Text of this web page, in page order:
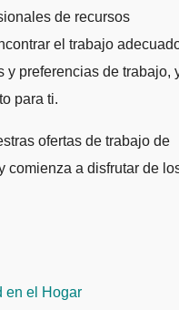
de recursos
el trabajo
y preferencias de trabajo,
para ti.
ofertas de trabajo de
comienza a disfrutar de
en el Hogar